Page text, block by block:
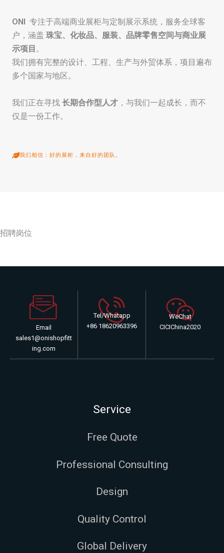
ONI
专注于高端商业展柜与定制展示系统，服务全球客
户，涵盖 珠宝、化妆品、服装、品牌零售空间与商业展
示项目 。
我们拥有完整的设计、工程、生产与外贸体系，项目遍布
多个国家与地区。
我们正在寻找 长期合作型人才 ，与我们一起成长，而不
仅是一份工作。
我们相信：好的展柜，来自好的团队。
招聘岗位
Email
sales1@onishopfitt
ing.com
Tel/Whatapp
+86 18620963396
WeChat
CICIChina2020
Service
Free Quote
Professional Consulting
Design
Quality Control
Global Delivery